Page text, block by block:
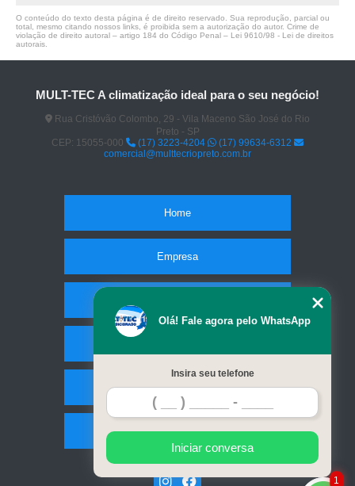
O conteúdo do texto desta página é de direito reservado. Sua reprodução, parcial ou
total, mesmo citando nossos links, é proibida sem a autorização do autor. Crime de
violação de direito autoral – artigo 184 do Código Penal – Lei 9610/98 - Lei de direitos
autorais
MULT-TEC A climatização ideal para o seu negócio!
Rua Cristóvão Colombo, 29 - Vila Maceno São José do Rio
Preto - SP
CEP: 15055-000
(17) 3223-4204
(17) 99634-6312
comercial@multtecriopreto.com.br
Home
Empresa
Contato
Mapa do site
1
Olá! Fale agora pelo WhatsApp
Insira seu telefone
Iniciar conversa